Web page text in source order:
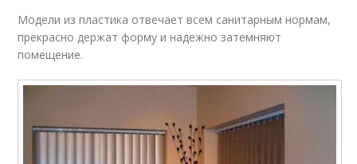
Модели из пластика отвечает всем санитарным нормам,
прекрасно держат форму и надежно затемняют
помещение.